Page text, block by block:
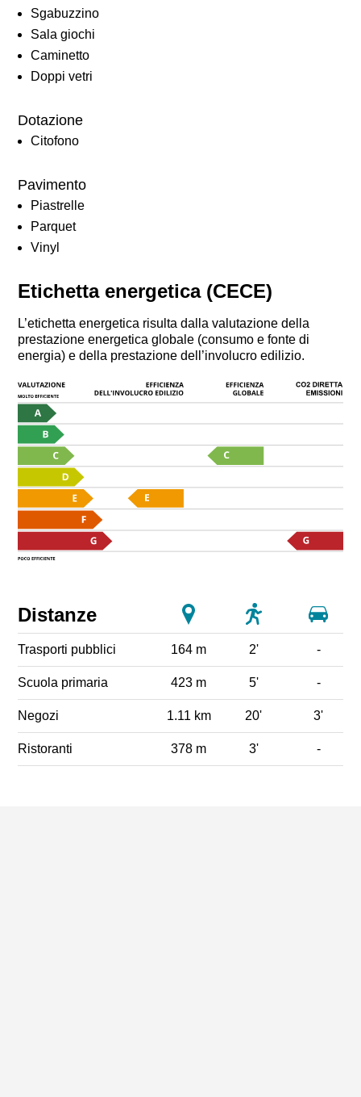
Sgabuzzino
Sala giochi
Caminetto
Doppi vetri
Dotazione
Citofono
Pavimento
Piastrelle
Parquet
Vinyl
Etichetta energetica (CECE)
L’etichetta energetica risulta dalla valutazione della
prestazione energetica globale (consumo e fonte di
energia) e della prestazione dell’involucro edilizio.
Distanze
Trasporti pubblici 164 m 2' -
Scuola primaria 423 m 5' -
Negozi 1.11 km 20' 3'
Ristoranti 378 m 3' -